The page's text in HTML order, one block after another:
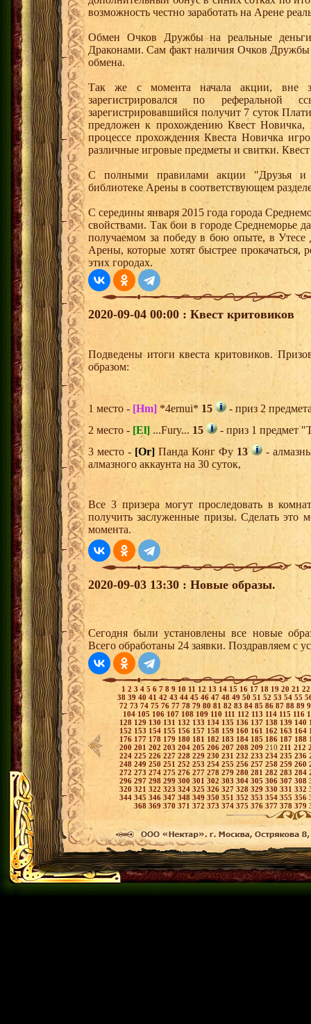
возможность честно заработать на Арене
Обмен Очков Дружбы на реальные деньги
Драконами. Сам факт наличия Очков Дружбы
обмена.
Так же с момента начала акции, вне
зарегистрировался по
зарегистрировавшийся получит 7 суток
предложен к прохождению Квест
процессе прохождения Квеста Новичка
различные игровые предметы и свитки.
С полными правилами акции "Друзья и
библиотеке Арены в соответствующем
С середины января 2015 года города
свойствами. Так бои в городе Среднеморье
получаемом за победу в бою опыте, в
Арены, которые хотят быстрее прокачаться,
этих городах.
2020-09-04 00:00 : Квест критовиков
Подведены итоги квеста критовиков.
образом:
1 место - [Hm] *4ernui* 15
- приз 2
2 место - [El] ...Fury... 15
- приз 1 предмет
3 место - [Or] Панда Конг Фу 13
-
алмазного аккаунта на 30 суток,
Все 3 призера могут проследовать в
получить заслуженные призы. Сделать это
момента.
2020-09-03 13:30 : Новые образы.
Сегодня были установлены все новые
Всего обработаны 24 заявки. Поздравляем с
1 2 3 4 5 6 7 8 9 10 11 12 13 14 15 16 17 18 19 20 21
38 39 40 41 42 43 44 45 46 47 48 49 50 51 52 53 54 55
72 73 74 75 76 77 78 79 80 81 82 83 84 85 86 87 88 89
104105 106 107 108 109 110 111 112 113 114 115 116
128 129 130 131 132 133 134 135 136 137 138 139 140
152 153 154 155 156 157 158 159 160 161 162 163 164
176 177 178 179 180 181 182 183 184 185 186 187 188
200 201 202 203 204 205 206 207 208 209 210 211 212
224 225 226 227 228 229 230 231 232 233 234 235 236
248 249 250 251 252 253 254 255 256 257 258 259 260
272 273 274 275 276 277 278 279 280 281 282 283 284
296 297 298 299 300 301 302 303 304 305 306 307 308
320 321 322 323 324 325 326 327 328 329 330 331 332
344 345 346 347 348 349 350 351 352 353 354 355 356
368 369 370 371 372 373 374 375 376 377 378 379